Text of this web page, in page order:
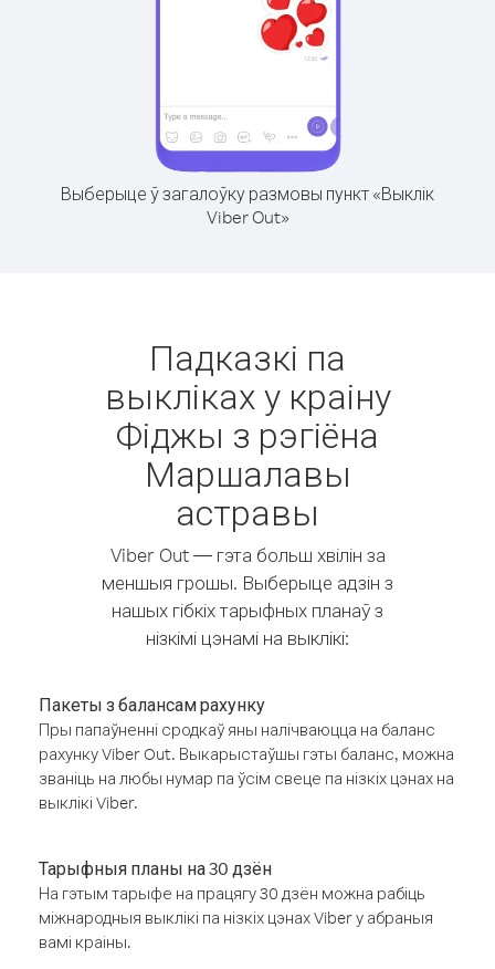
Выберыце ў загалоўку размовы пункт «Выклік
Viber Out»
Падказкі па
выкліках у краіну
Фіджы з рэгіёна
Маршалавы
астравы
Viber Out — гэта больш хвілін за
меншыя грошы. Выберыце адзін з
нашых гібкіх тарыфных планаў з
нізкімі цэнамі на выклікі:
Пакеты з балансам рахунку
Пры папаўненні сродкаў яны налічваюцца на баланс
рахунку Viber Out. Выкарыстаўшы гэты баланс, можна
званіць на любы нумар па ўсім свеце па нізкіх цэнах на
выклікі Viber.
Тарыфныя планы на 30 дзён
На гэтым тарыфе на працягу 30 дзён можна рабіць
міжнародныя выклікі па нізкіх цэнах Viber у абраныя
вамі краіны.